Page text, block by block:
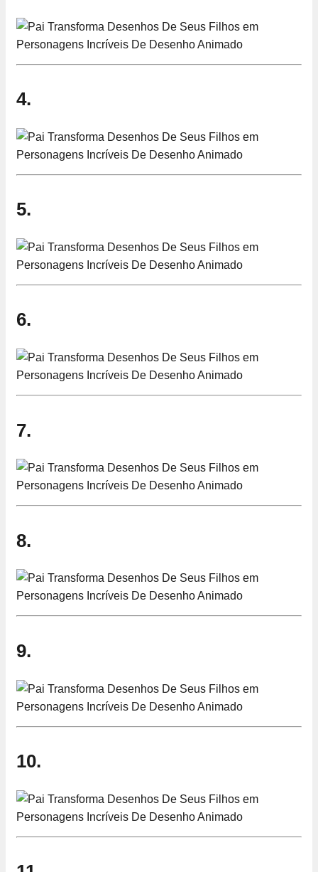
4.
5.
6.
7.
8.
9.
10.